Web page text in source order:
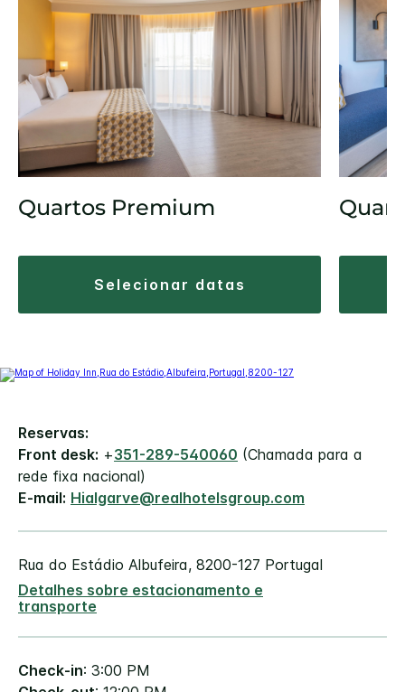
Quartos Premium
selecionar datas
Reservas:
Front desk: +351-289-540060 (Chamada para a
rede fixa nacional)
E-mail: Hialgarve@realhotelsgroup.com
Rua do Estádio Albufeira, 8200-127 Portugal
Detalhes sobre estacionamento e
transporte
Check-in: 3:00 PM